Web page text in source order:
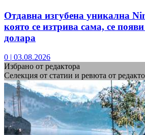
Отдавна изгубена уникална
която се изтрива сама, се
долара
0 | 03.08.2026
Избрано от редактора
Селекция от статии и ревюта от